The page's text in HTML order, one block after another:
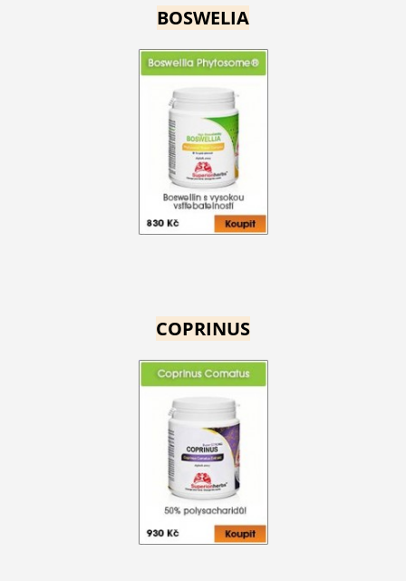
BOSWELIA
COPRINUS